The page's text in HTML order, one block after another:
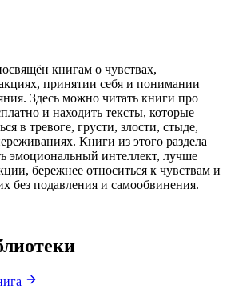
книгам о чувствах,
принятии себя и понимании
Здесь можно читать книги про
и находить тексты, которые
в тревоге, грусти, злости, стыде,
Книги из этого раздела
эмоциональный интеллект, лучше
бережнее относиться к чувствам и
без подавления и самообвинения.